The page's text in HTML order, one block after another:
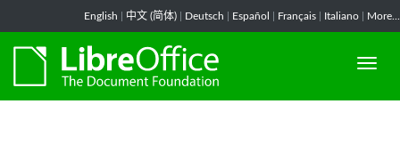
English 中文 (简体) Deutsch Español Français Italiano More...